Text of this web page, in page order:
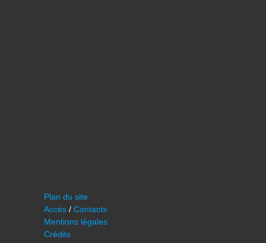
Plan du site
Accès / Contacts
Mentions légales
Crédits